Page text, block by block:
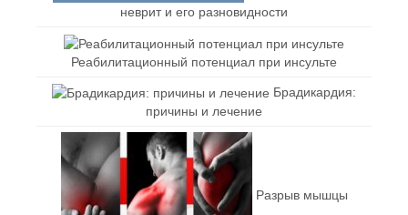
неврит и его разновидности
Реабилитационный потенциал при инсульте
Брадикардия:
причины и лечение
Разрыв мышцы